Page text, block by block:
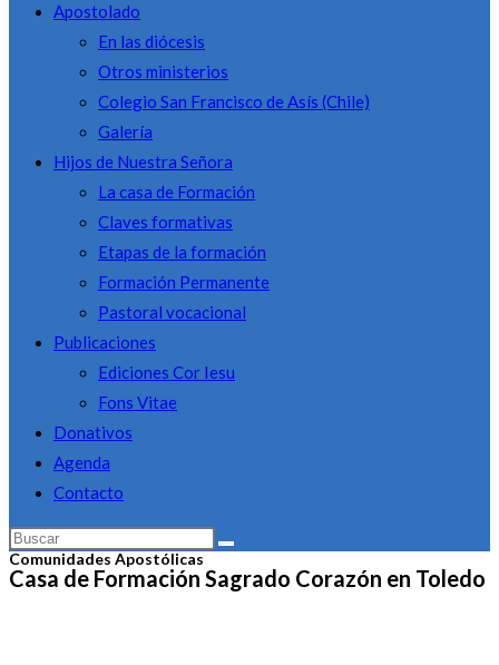
Apostolado
En las diócesis
Otros ministerios
Colegio San Francisco de Asís (Chile)
Galería
Hijos de Nuestra Señora
La casa de Formación
Claves formativas
Etapas de la formación
Formación Permanente
Pastoral vocacional
Publicaciones
Ediciones Cor Iesu
Fons Vitae
Donativos
Agenda
Contacto
Comunidades Apostólicas
Casa de Formación Sagrado Corazón en Toledo